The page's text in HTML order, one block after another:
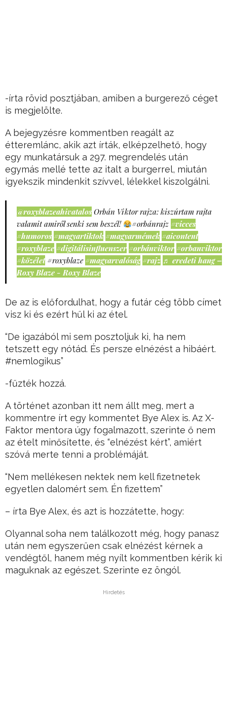
-írta rövid posztjában, amiben a burgerező céget
is megjelölte.
A bejegyzésre kommentben reagált az
étteremlánc, akik azt írták, elképzelhető, hogy
egy munkatársuk a 297. megrendelés után
egymás mellé tette az italt a burgerrel, miután
igyekszik mindenkit szívvel, lélekkel kiszolgálni.
@roxyblazeahivatalos Orbán Viktor rajza: kiszúrtam rajta
valamit amiről senki sem beszél!
#orbánrajz #vicces
#humoros #magyartiktok #magyarmémek #aicontent
#roxyblaze #digitálisinfluenszer #orbánviktor #orbanviktor
#közélet #roxyblaze #magyarvalóság #rajz ♬ eredeti hang –
Roxy Blaze - Roxy Blaze
De az is előfordulhat, hogy a futár cég több címet
visz ki és ezért hűl ki az étel.
“De igazából mi sem posztoljuk ki, ha nem
tetszett egy nótád. És persze elnézést a hibáért.
#nemlogikus”
-fűzték hozzá.
A történet azonban itt nem állt meg, mert a
kommentre írt egy kommentet Bye Alex is. Az X-
Faktor mentora úgy fogalmazott, szerinte ő nem
az ételt minősítette, és “elnézést kért”, amiért
szóvá merte tenni a problémáját.
“Nem mellékesen nektek nem kell fizetnetek
egyetlen dalomért sem. Én fizettem”
– írta Bye Alex, és azt is hozzátette, hogy:
Olyannal soha nem találkozott még, hogy panasz
után nem egyszerűen csak elnézést kérnek a
vendégtől, hanem még nyílt kommentben kérik ki
maguknak az egészet. Szerinte ez öngól.
Hirdetés